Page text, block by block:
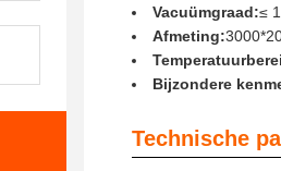
Vacuümgraad:≤
Afmeting:
Bijzondere
Technische